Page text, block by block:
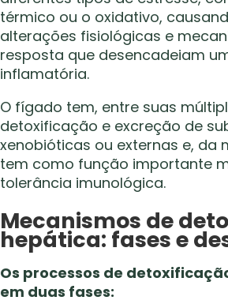
térmico ou o oxidativo,
alterações fisiológicas e
resposta que desencadeiam
inflamatória.
O fígado tem, entre suas
detoxificação e excreção de
xenobióticas ou externas e, da
tem como função importante
tolerância imunológica.
Mecanismos de
hepática: fases e
Os processos de
em duas fases: